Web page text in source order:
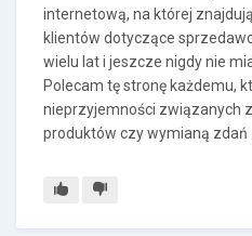
internetową, na której
klientów dotyczące
wielu lat i jeszcze nigdy nie
Polecam tę stronę każdemu,
nieprzyjemności związanych
produktów czy wymianą zdań